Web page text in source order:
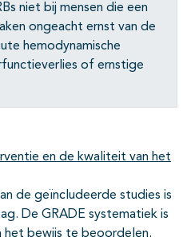
niet bij mensen die een
ongeacht ernst van de
hemodynamische
of ernstige
en de kwaliteit van het
de geïncludeerde studies is
De GRADE systematiek is
bewijs te beoordelen.